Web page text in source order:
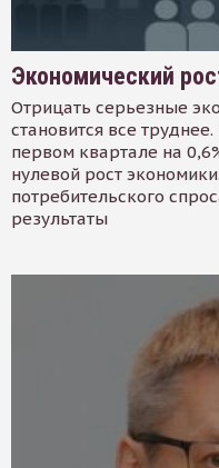
Экономический
Отрицать серьезные
становится все
первом квартале на
нулевой рост
потребительского
результаты